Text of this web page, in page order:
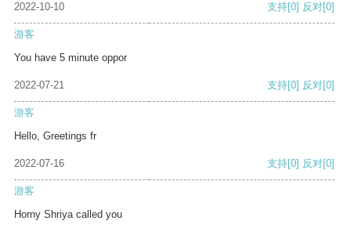
2022-10-10 支持[0] 反对[0]
游客
You have 5 minute oppor
2022-07-21 支持[0] 反对[0]
游客
Hello, Greetings fr
2022-07-16 支持[0] 反对[0]
游客
Horny Shriya called you